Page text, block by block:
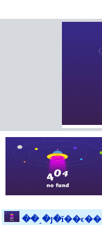
��˼�յ�ĩ��ϵ��